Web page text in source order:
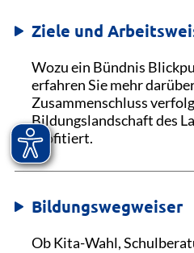
Ziele und
Wozu ein Bündnis
erfahren Sie mehr
Zusammenschluss
Bildungslandschaft des
profitiert.
Bildungswegweiser
Ob Kita-Wahl,